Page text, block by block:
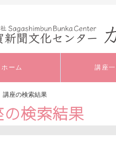
ホーム 講座
キャリアアップ・実
務
講座の検索結果
検索結果